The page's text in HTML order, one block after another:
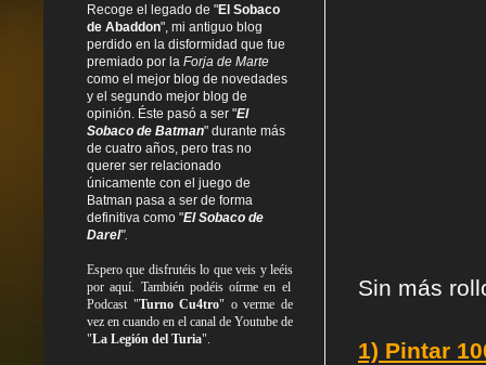
Sin más
1) Pintar
Recoge el legado de "El Sobaco
de Abaddon", mi antiguo blog
perdido en la disformidad que fue
premiado por la Forja de Marte
como el mejor blog de novedades
y el segundo mejor blog de
opinión. Éste pasó a ser "El
Sobaco de Batman" durante más
de cuatro años, pero tras no
querer ser relacionado
únicamente con el juego de
Batman pasa a ser de forma
definitiva como "El Sobaco de
Darel".
Espero que disfrutéis lo queveis yleéis
por aquí. También podéis oírme en el
Podcast "Turno Cu4tro" o verme de
vez en cuando en el canal de Youtube de
"La Legión del Turia".